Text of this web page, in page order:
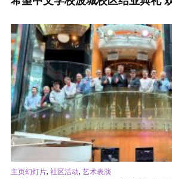
主页幻灯片, 社区活动, 艺术表演